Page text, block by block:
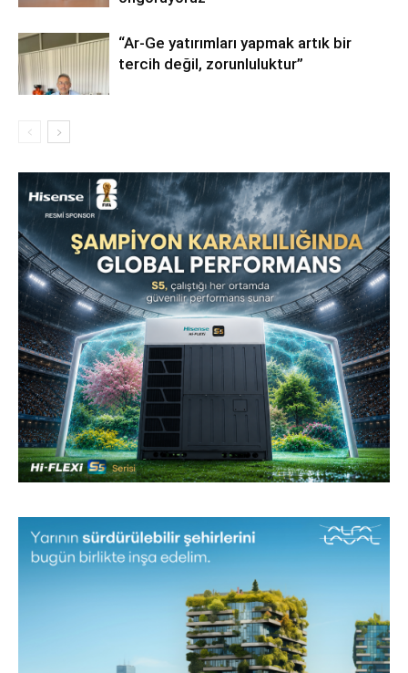
“Ar-Ge yatırımları yapmak artık bir
tercih değil, zorunluluktur”